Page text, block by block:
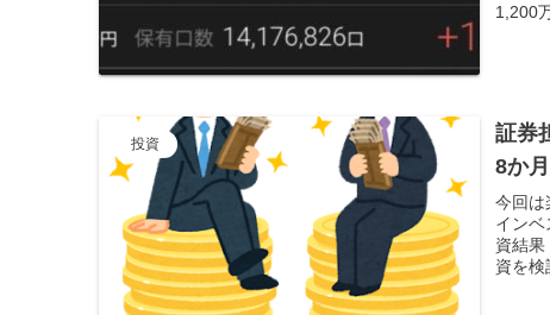
1,200
投資
証券
8か
今回は
イン
資結
資を検